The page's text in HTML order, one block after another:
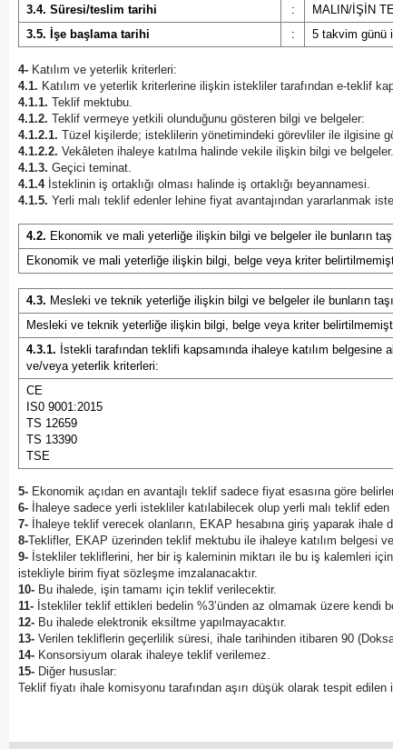
3.4. Süresi/teslim tarihi
:
MALIN/İŞİN
3.5. İşe başlama tarihi
: 5 takvim günü
4- Katılım ve yeterlik kriterleri:
4.1. Katılım ve yeterlik kriterlerine ilişkin istekliler tarafından e-teklif
4.1.1. Teklif mektubu.
4.1.2. Teklif vermeye yetkili olunduğunu gösteren bilgi ve belgeler:
4.1.2.1. Tüzel kişilerde; isteklilerin yönetimindeki görevliler ile ilgisine
4.1.2.2. Vekâleten ihaleye katılma halinde vekile ilişkin bilgi ve belgeler.
4.1.3. Geçici teminat.
4.1.4İsteklinin iş ortaklığı olması halinde iş ortaklığı beyannamesi.
4.1.5. Yerli malı teklif edenler lehine fiyat avantajından yararlanmak
4.2. Ekonomik ve mali yeterliğe ilişkin bilgi ve belgeler ile bunların
Ekonomik ve mali yeterliğe ilişkin bilgi, belge veya kriter
4.3. Mesleki ve teknik yeterliğe ilişkin bilgi ve belgeler ile bunların
Mesleki ve teknik yeterliğe ilişkin bilgi, belge veya kriter
4.3.1. İstekli tarafından teklifi kapsamında ihaleye katılım
ve/veya yeterlik kriterleri:
CE
IS0 9001:2015
TS 12659
TS 13390
TSE
5- Ekonomik açıdan en avantajlı teklif sadece fiyat esasına göre
6- İhaleye sadece yerli istekliler katılabilecek olup yerli malı teklif
7-
İhaleye teklif verecek olanların, EKAP hesabına giriş yaparak ihale
8-Teklifler, EKAP üzerinden teklif mektubu ile ihaleye katılım belgesi
9- İstekliler tekliflerini, her bir iş kaleminin miktarı ile bu iş kalemleri
istekliyle birim fiyat sözleşme imzalanacaktır.
10- Bu ihalede, işin tamamı için teklif verilecektir.
11- İstekliler teklif ettikleri bedelin %3’ünden az olmamak üzere kendi
12- Bu ihalede elektronik eksiltme yapılmayacaktır.
13- Verilen tekliflerin geçerlilik süresi, ihale tarihinden itibaren 90
14- Konsorsiyum olarak ihaleye teklif verilemez.
15- Diğer hususlar:
Teklif fiyatı ihale komisyonu tarafından aşırı düşük olarak tespit